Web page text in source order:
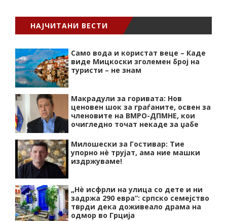
НАЈЧИТАНИ ВЕСТИ
Само вода и користат веце – Каде
виде Мицкоски зголемен број на
туристи – не знам
Макрадули за горивата: Нов
ценовен шок за граѓаните, освен за
членовите на ВМРО-ДПМНЕ, кои
очигледно точат некаде за џабе
Милошески за Гостивар: Тие
упорно нѐ трујат, ама ние машки
издржуваме!
„Нѐ исфрли на улица со дете и ни
задржа 290 евра“: српско семејство
тврди дека доживеало драма на
одмор во Грција